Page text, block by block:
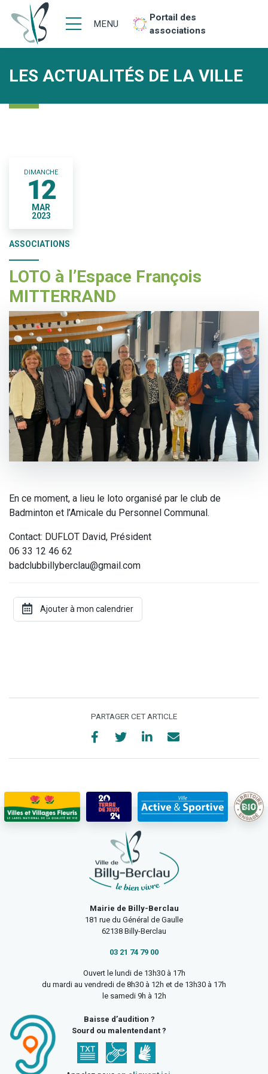
MENU
Portail des
associations
LES ACTUALITÉS DE LA VILLE
DIMANCHE
12
MAR
2023
ASSOCIATIONS
LOTO à l’Espace François
MITTERRAND
En ce moment, a lieu le loto organisé par le club de
Badminton et l’Amicale du Personnel Communal.
Contact: DUFLOT David, Président
06 33 12 46 62
badclubbillyberclau@gmail.com
PARTAGER CET ARTICLE
Mairie de Billy-Berclau
181 rue du Général de Gaulle
62138 Billy-Berclau
03 21 74 79 00
Ouvert le lundi de 13h30 à 17h
du mardi au vendredi de 8h30 à 12h et de 13h30 à 17h
le samedi 9h à 12h
Baisse d’audition ?
Sourd ou malentendant ?